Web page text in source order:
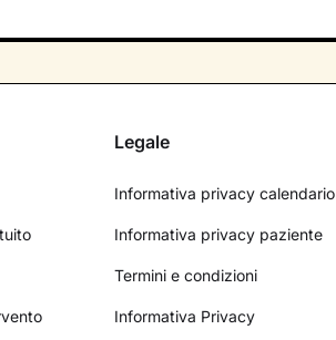
Legale
Informativa privacy calendario
Informativa privacy paziente
Termini e condizioni
Informativa Privacy